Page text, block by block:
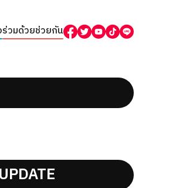
ร่วมด้วยช่วยกัน